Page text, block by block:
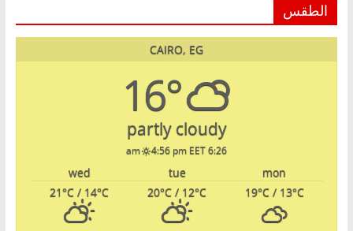
الطقس
CAIRO, EG
16°
partly cloudy
6:26 am
4:56 pm EET
mon
tue
wed
19°C/ 13°C
20°C / 12°C
21°C / 14°C